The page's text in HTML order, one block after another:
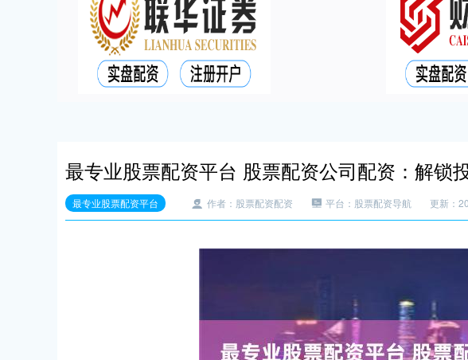
最专业股票配资平台 股票配资公司配资：解锁
最专业股票配资平台 作者：股票配资配资 平台：股票配资导航 更新：